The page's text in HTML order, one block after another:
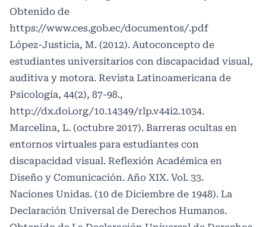
Obtenido de
https://www.ces.gob.ec/documentos/.pdf
López-Justicia, M. (2012). Autoconcepto de
estudiantes universitarios con discapacidad visual,
auditiva y motora. Revista Latinoamericana de
Psicología, 44(2), 87-98.,
http://dx.doi.org/10.14349/rlp.v44i2.1034.
Marcelina, L. (octubre 2017). Barreras ocultas en
entornos virtuales para estudiantes con
discapacidad visual. Reflexión Académica en
Diseño y Comunicación. Año XIX. Vol. 33.
Naciones Unidas. (10 de Diciembre de 1948). La
Declaración Universal de Derechos Humanos.